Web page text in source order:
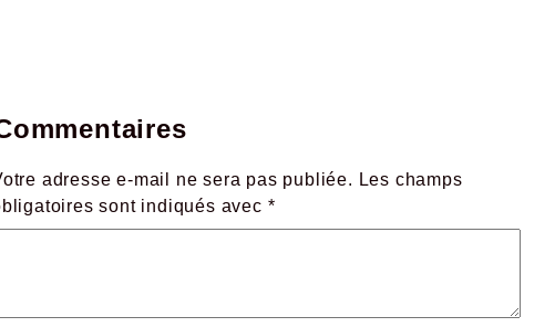
Commentaires
adresse e-mail ne sera pas publiée. Les champs
sont indiqués avec *